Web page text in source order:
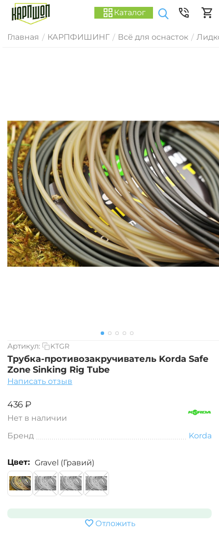
Каталог
Главная / КАРПФИШИНГ / Всё для оснасток /
Артикул: KTGR
Трубка-противозакручиватель Korda Safe
Zone Sinking Rig Tube
Написать отзыв
‍436‍₽
Нет в наличии
Бренд
Korda
Цвет: Gravel (Гравий)
Отложить